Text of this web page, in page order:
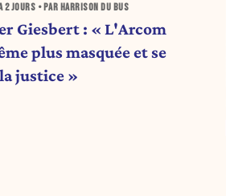
2 JOURS • PAR HARRISON DU BUS
Giesbert : « L'Arcom
plus masquée et se
justice »